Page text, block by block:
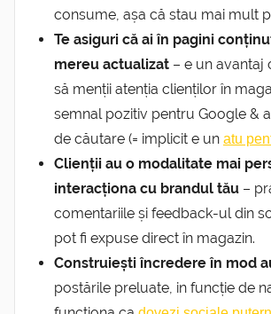
consume, așa că stau mai mult
Te asiguri că ai în pagini
mereu actualizat – e un avantaj
să menții atenția clienților în
semnal pozitiv pentru Google &
de căutare (= implicit e un atu
Clienții au o modalitate mai
interacționa cu brandul tău –
comentariile și feedback-ul din
pot fi expuse direct în magazin.
Construiești încredere în mod
postările preluate, in funcție de